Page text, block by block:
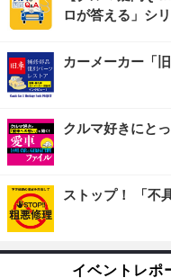
ロが答える」シリ
カーメーカー「
クルマ好きにと
ストップ！ 「不
イベントレポ